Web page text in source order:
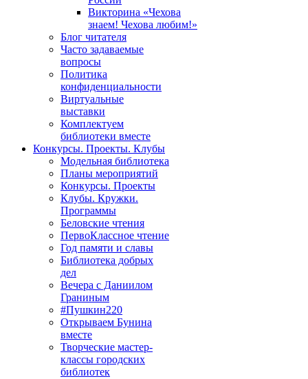
Викторина «Чехова
знаем! Чехова любим!»
Блог читателя
Часто задаваемые
вопросы
Политика
конфиденциальности
Виртуальные
выставки
Комплектуем
библиотеки вместе
Конкурсы. Проекты. Клубы
Модельная библиотека
Планы мероприятий
Конкурсы. Проекты
Клубы. Кружки.
Программы
Беловские чтения
ПервоКлассное чтение
Год памяти и славы
Библиотека добрых
дел
Вечера с Даниилом
Граниным
#Пушкин220
Открываем Бунина
вместе
Творческие мастер-
классы городских
библиотек